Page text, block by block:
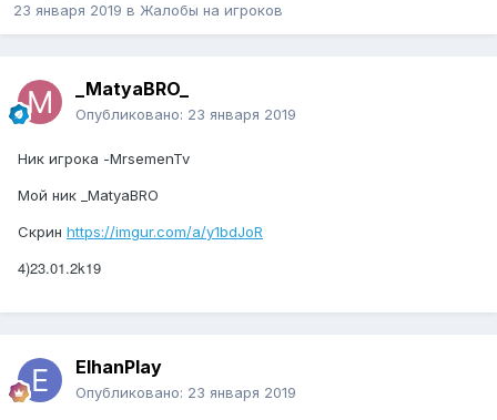
23 января 2019 в Жалобы на игроков
_MatyaBRO_
Опубликовано: 23 января 2019
Ник игрока -MrsemenTv
Мой ник _MatyaBRO
Cкрин https://imgur.com/a/y1bdJoR
4)23.01.2k19
ElhanPlay
Опубликовано: 23 января 2019